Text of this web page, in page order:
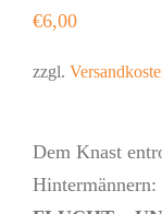
€6,00
zzgl.
Dem Knast
Hintermännern: